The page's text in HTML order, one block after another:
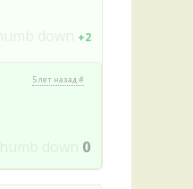
+2
5 лет назад #
0